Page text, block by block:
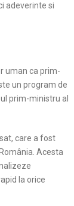
adeverinte si
uman ca prim-
un program de
prim-ministru al
care a fost
Acesta
la orice